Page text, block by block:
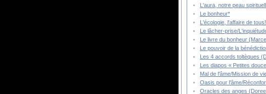
L'aura, notre peau
Le bonheur*
L'écologie, l'affaire de
Le lâcher-prise/
Le livre du bonheur
Le pouvoir de la
Les 4 accords toltèques
Les diapos « Petites
Mal de l'âme/Mission de
Oasis pour l'âme/
Oracles des anges